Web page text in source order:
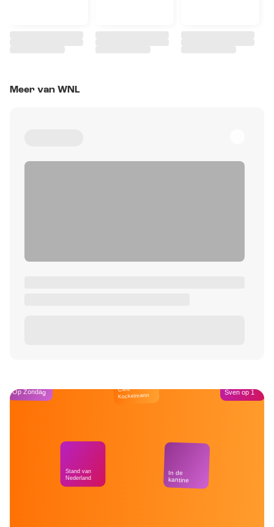
Meer van WNL
Op Zondag
Stand van
Nederland
Café
Kockelmann
In de
kantine
Sven op 1